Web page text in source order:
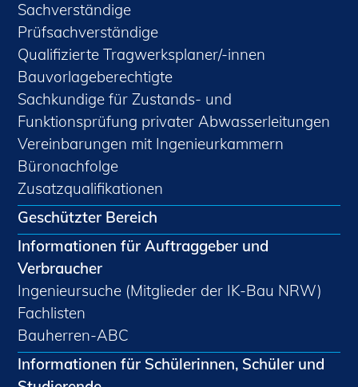
Sachverständige
Prüfsachverständige
Qualifizierte Tragwerksplaner/-innen
Bauvorlageberechtigte
Sachkundige für Zustands- und
Funktionsprüfung privater Abwasserleitungen
Vereinbarungen mit Ingenieurkammern
Büronachfolge
Zusatzqualifikationen
Geschützter Bereich
Informationen für Auftraggeber und
Verbraucher
Ingenieursuche (Mitglieder der IK-Bau NRW)
Fachlisten
Bauherren-ABC
Informationen für Schülerinnen, Schüler und